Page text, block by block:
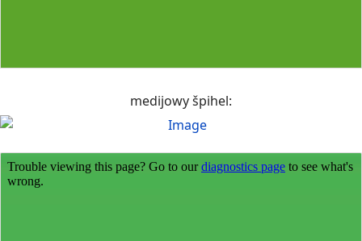
medijowy špihel: